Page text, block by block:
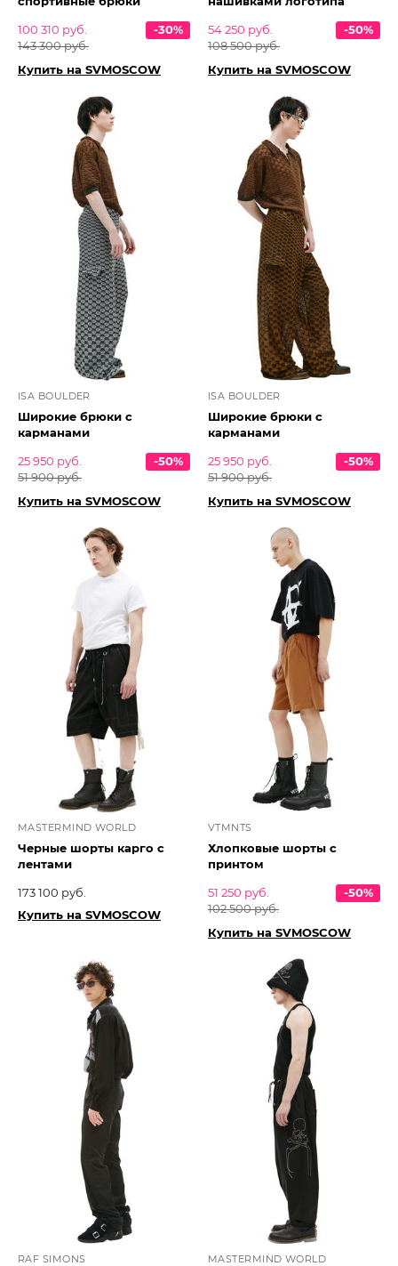
100 310 руб.
143 300 руб.
-30%
Купить на SVMOSCOW
54 250 руб.
108 500 руб.
-50%
Купить на SVMOSCOW
ISA BOULDER
Широкие брюки с
карманами
25 950 руб.
51 900 руб.
-50%
Купить на SVMOSCOW
ISA BOULDER
Широкие брюки с
карманами
25 950 руб.
51 900 руб.
-50%
Купить на SVMOSCOW
MASTERMIND WORLD
Черные шорты карго с
лентами
173 100 руб.
Купить на SVMOSCOW
VTMNTS
Хлопковые шорты с
принтом
51 250 руб.
102 500 руб.
-50%
Купить на SVMOSCOW
RAF SIMONS MASTERMIND WORLD